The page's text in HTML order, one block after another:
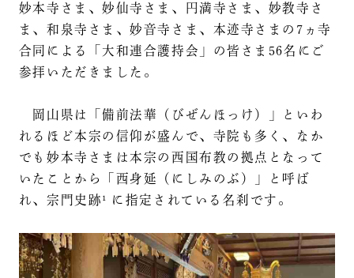
妙本寺さま、妙仙寺さま、円満寺さま、妙教寺さ
ま、和泉寺さま、妙音寺さま、本迹寺さまの7ヵ寺
合同による「大和連合護持会」の皆さま56名にご
参拝いただきました。
岡山県は「備前法華（びぜんほっけ）」といわ
れるほど本宗の信仰が盛んで、寺院も多く、なか
でも妙本寺さまは本宗の西国布教の拠点となって
いたことから「西身延（にしみのぶ）」と呼ば
れ、宗門史跡¹ に指定されている名刹です。